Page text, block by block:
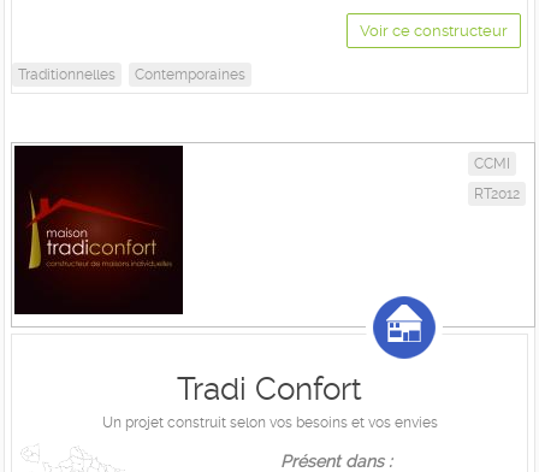
Voir ce constructeur
Traditionnelles Contemporaines
CCMI
RT2012
Tradi Confort
Un projet construit selon vos besoins et vos envies
Présent dans :